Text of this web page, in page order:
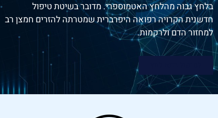
בלחץ גבוה מהלחץ האטמוספרי. מדובר בשיטת טיפול
חדשנית הקרויה רפואה היפרברית שמטרתה להזרים חמצן רב
למחזור הדם ולרקמות.